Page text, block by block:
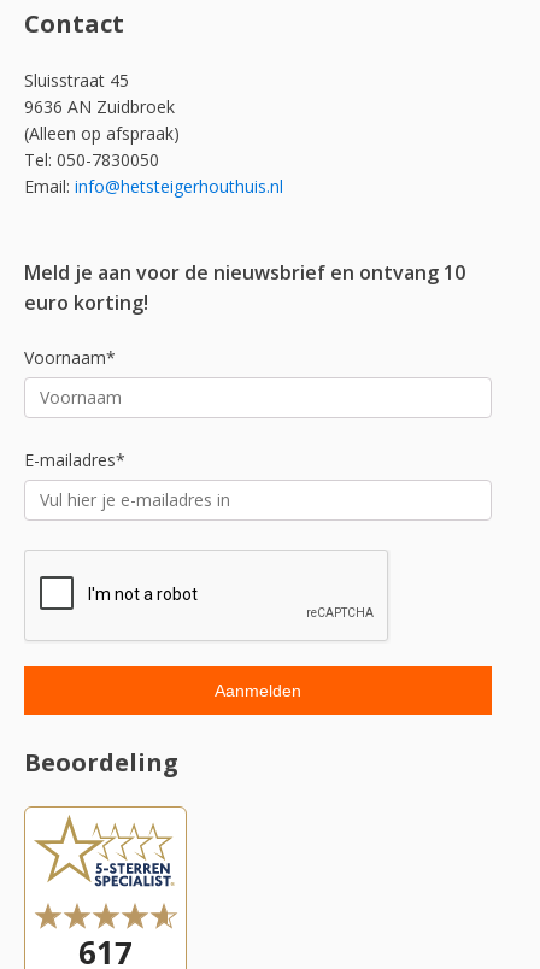
Contact
Sluisstraat 45
9636 AN Zuidbroek
(Alleen op afspraak)
Tel: 050-7830050
Email: info@hetsteigerhouthuis.nl
Meld je aan voor de nieuwsbrief en ontvang 10
euro korting!
Voornaam*
E-mailadres*
Beoordeling